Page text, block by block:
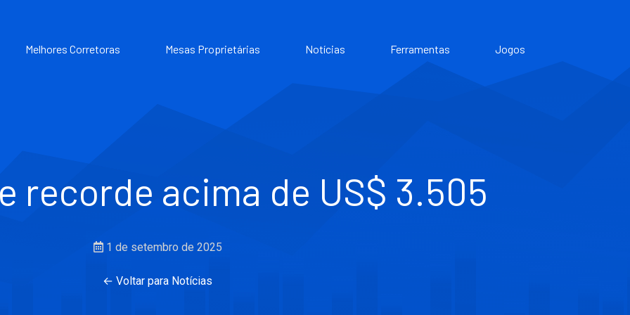
Melhores Corretoras Mesas Proprietárias Notícias Ferramentas Jogos
recorde acima de US$ 3.505
1 de setembro de 2025
← Voltar para Notícias